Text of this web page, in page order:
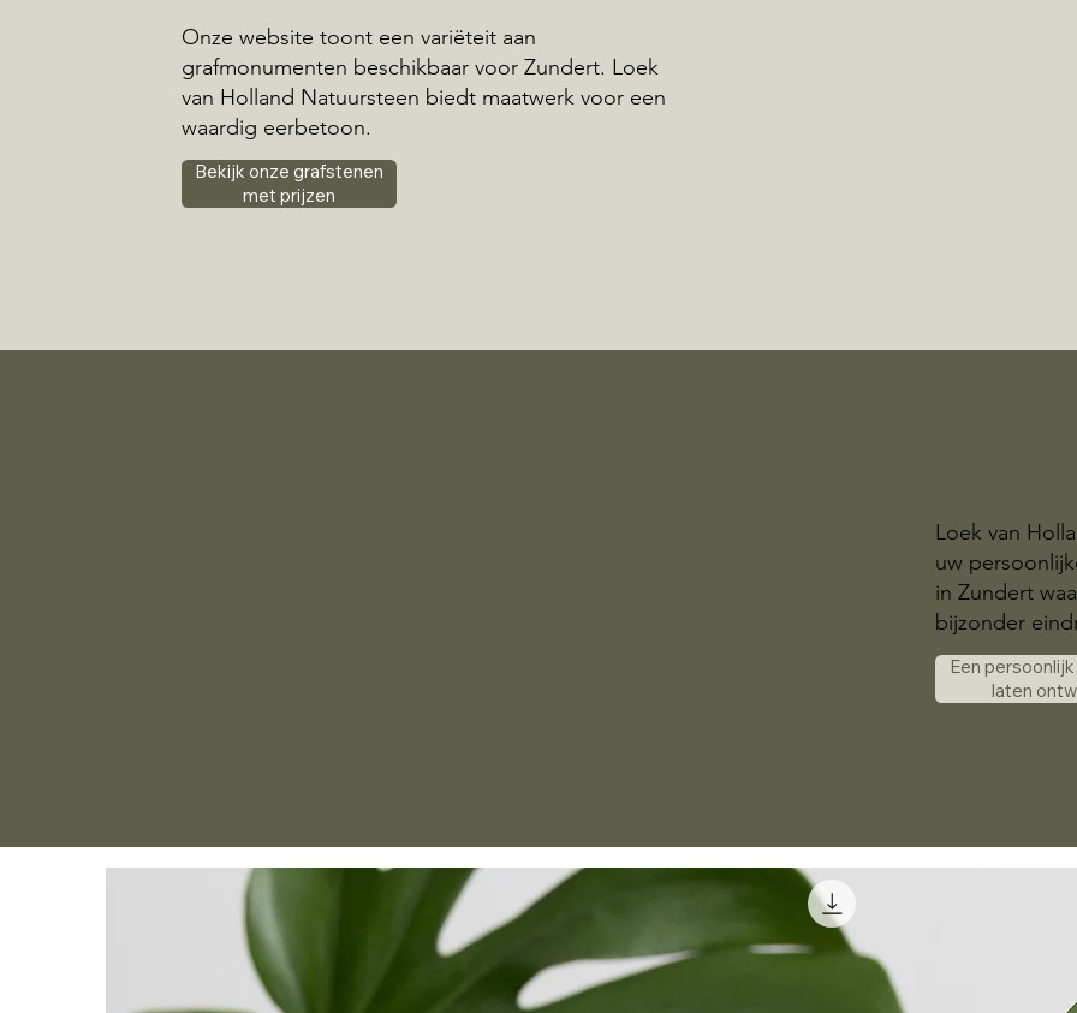
Onze website toont een variëteit aan
grafmonumenten beschikbaar voor Zundert. Loek
van Holland Natuursteen biedt maatwerk voor een
waardig eerbetoon.
Bekijk onze grafstenen
met prijzen
Loek van
uw
in Zundert
bijzonder
Een
laten